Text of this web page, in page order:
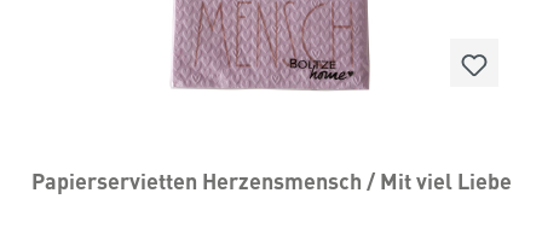
Papierservietten Herzensmensch / Mit viel Liebe